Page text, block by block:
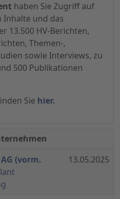
haben Sie Zugriff auf
und das
13.500 HV-Berichten,
Themen-,
sowie Interviews, zu
500 Publikationen
Sie hier.
(vorm.
13.05.2025